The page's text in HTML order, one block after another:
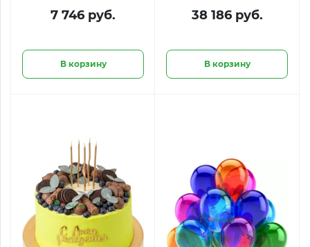
Kinder Heart
7 746 руб.
В корзину
розами и
сладостями
38 186 руб.
В корзину